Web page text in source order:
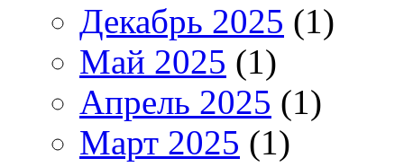
Декабрь 2025 (1)
Май 2025 (1)
Апрель 2025 (1)
Март 2025 (1)